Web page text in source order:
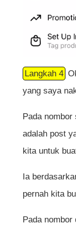
Langkah 4
yang saya
Pada
adalah post
kita untuk
Ia
pernah kita
Pada